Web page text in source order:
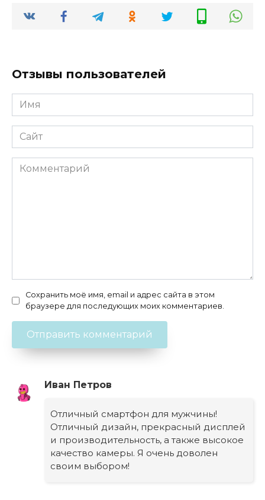
Отзывы пользователей
Имя
*
Сайт
Комментарий
Сохранить моё имя, email и адрес сайта в этом
браузере для последующих моих комментариев.
Иван Петров
Отличный смартфон для мужчины!
Отличный дизайн, прекрасный дисплей
и производительность, а также высокое
качество камеры. Я очень доволен
своим выбором!